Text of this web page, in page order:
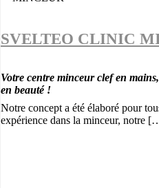
SVELTEO CLINIC
Votre centre minceur clef en
en beauté !
Notre concept a été élaboré pour
expérience dans la minceur, notre